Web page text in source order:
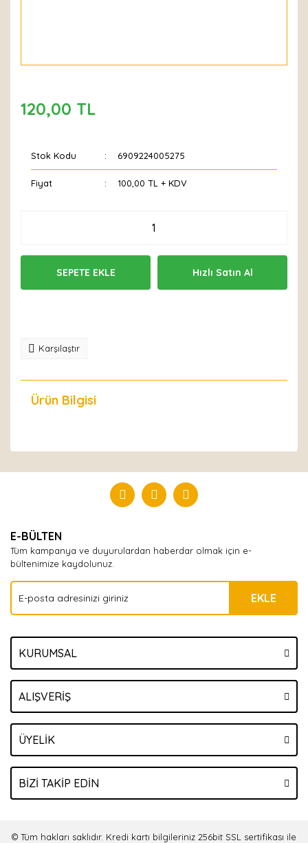
120,00 TL
Stok Kodu 6909224005275
Fiyat 100,00 TL + KDV
SEPETE EKLE Hızlı Satın Al
Karşılaştır
Ürün Bilgisi
Yorum Yaz
E-BÜLTEN
Tüm kampanya ve duyurulardan haberdar olmak için e-
bültenimize kaydolunuz.
EKLE
KURUMSAL
ALIŞVERİŞ
ÜYELİK
BİZİ TAKİP EDİN
© Tüm hakları saklıdır. Kredi kartı bilgileriniz 256bit SSL sertifikası ile